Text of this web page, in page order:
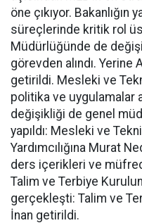
öne çıkıyor. Bakanlığın
süreçlerinde kritik rol
Müdürlüğünde de
görevden alındı. Yerine
getirildi. Mesleki ve
politika ve uygulamalar
değişikliği de genel
yapıldı: Mesleki ve
Yardımcılığına Murat
ders içerikleri ve
Talim ve Terbiye
gerçekleşti: Talim ve
İnan getirildi.